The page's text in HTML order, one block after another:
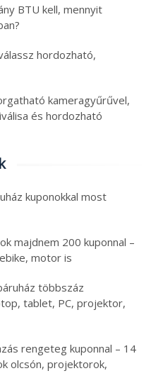
BTU kell, mennyit
hordozható,
kameragyűrűvel,
és hordozható
kuponokkal most
majdnem 200 kuponnal –
motor is
többszáz
tablet, PC, projektor,
rengeteg kuponnal – 14
olcsón, projektorok,